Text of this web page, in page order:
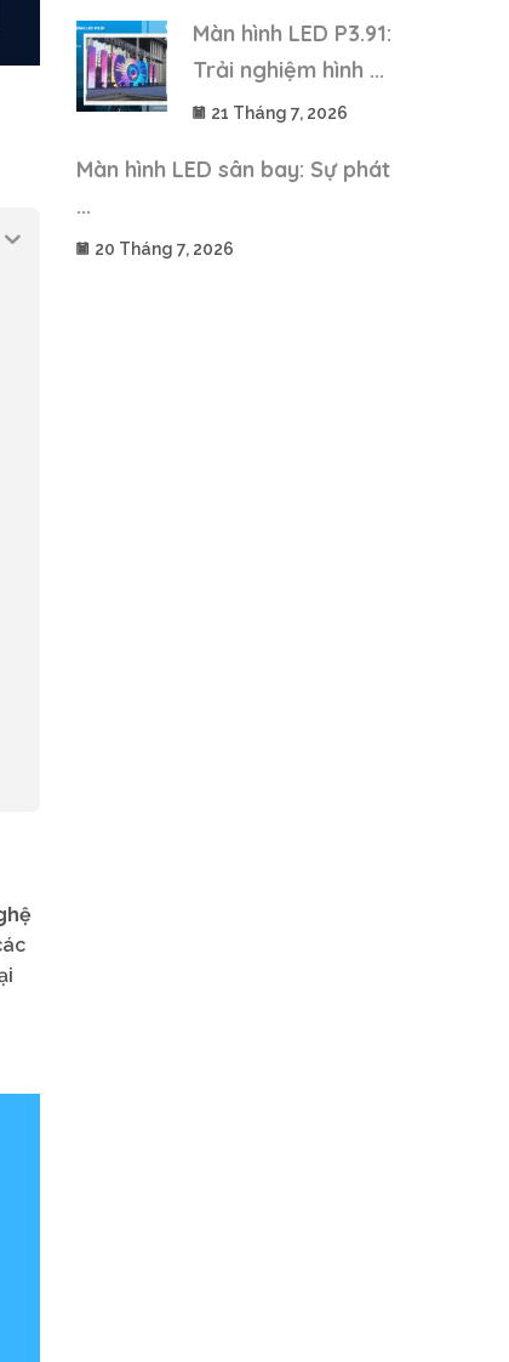
Màn hình LED P3.91:
Trải nghiệm hình ...
21 Tháng 7, 2026
Màn hình LED sân bay: Sự phát
...
20 Tháng 7, 2026